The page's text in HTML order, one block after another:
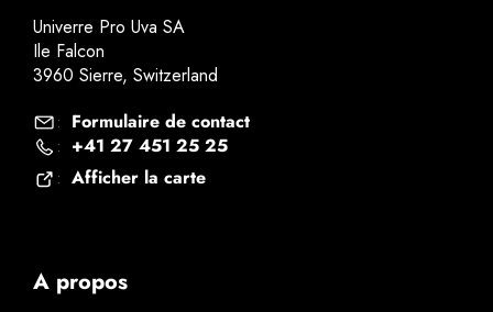
Univerre Pro Uva SA
Ile Falcon
3960 Sierre, Switzerland
: Formulaire de contact
: +41 27 451 25 25
: Afficher la carte
A propos